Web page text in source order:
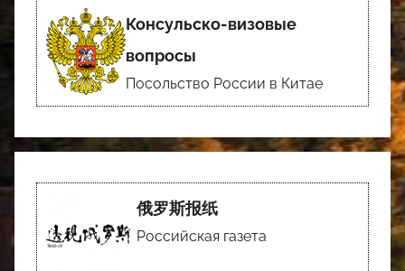
Консульско-визовые
вопросы
Посольство России в Китае
俄罗斯报纸
Российская газета